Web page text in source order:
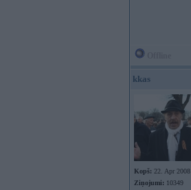
kkas
Kopš: 22. Apr 2008
Ziņojumi: 10349